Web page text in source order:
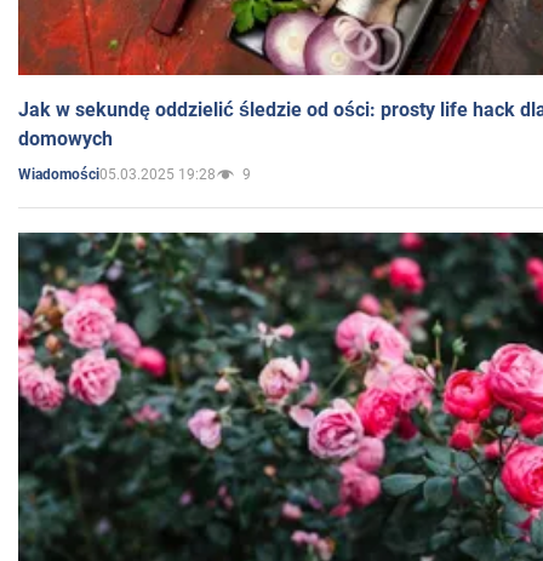
Jak w sekundę oddzielić śledzie od ości: prosty life hack
domowych
Wiadomości05.03.2025 19:28 9